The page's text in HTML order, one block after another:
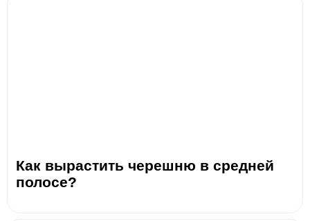
Как вырастить черешню в средней
полосе?